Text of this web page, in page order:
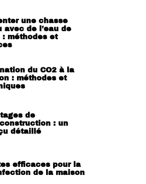
une chasse
avec de l’eau de
: méthodes et
du CO2 à la
: méthodes et
de
: un
détaillé
efficaces pour la
de la maison